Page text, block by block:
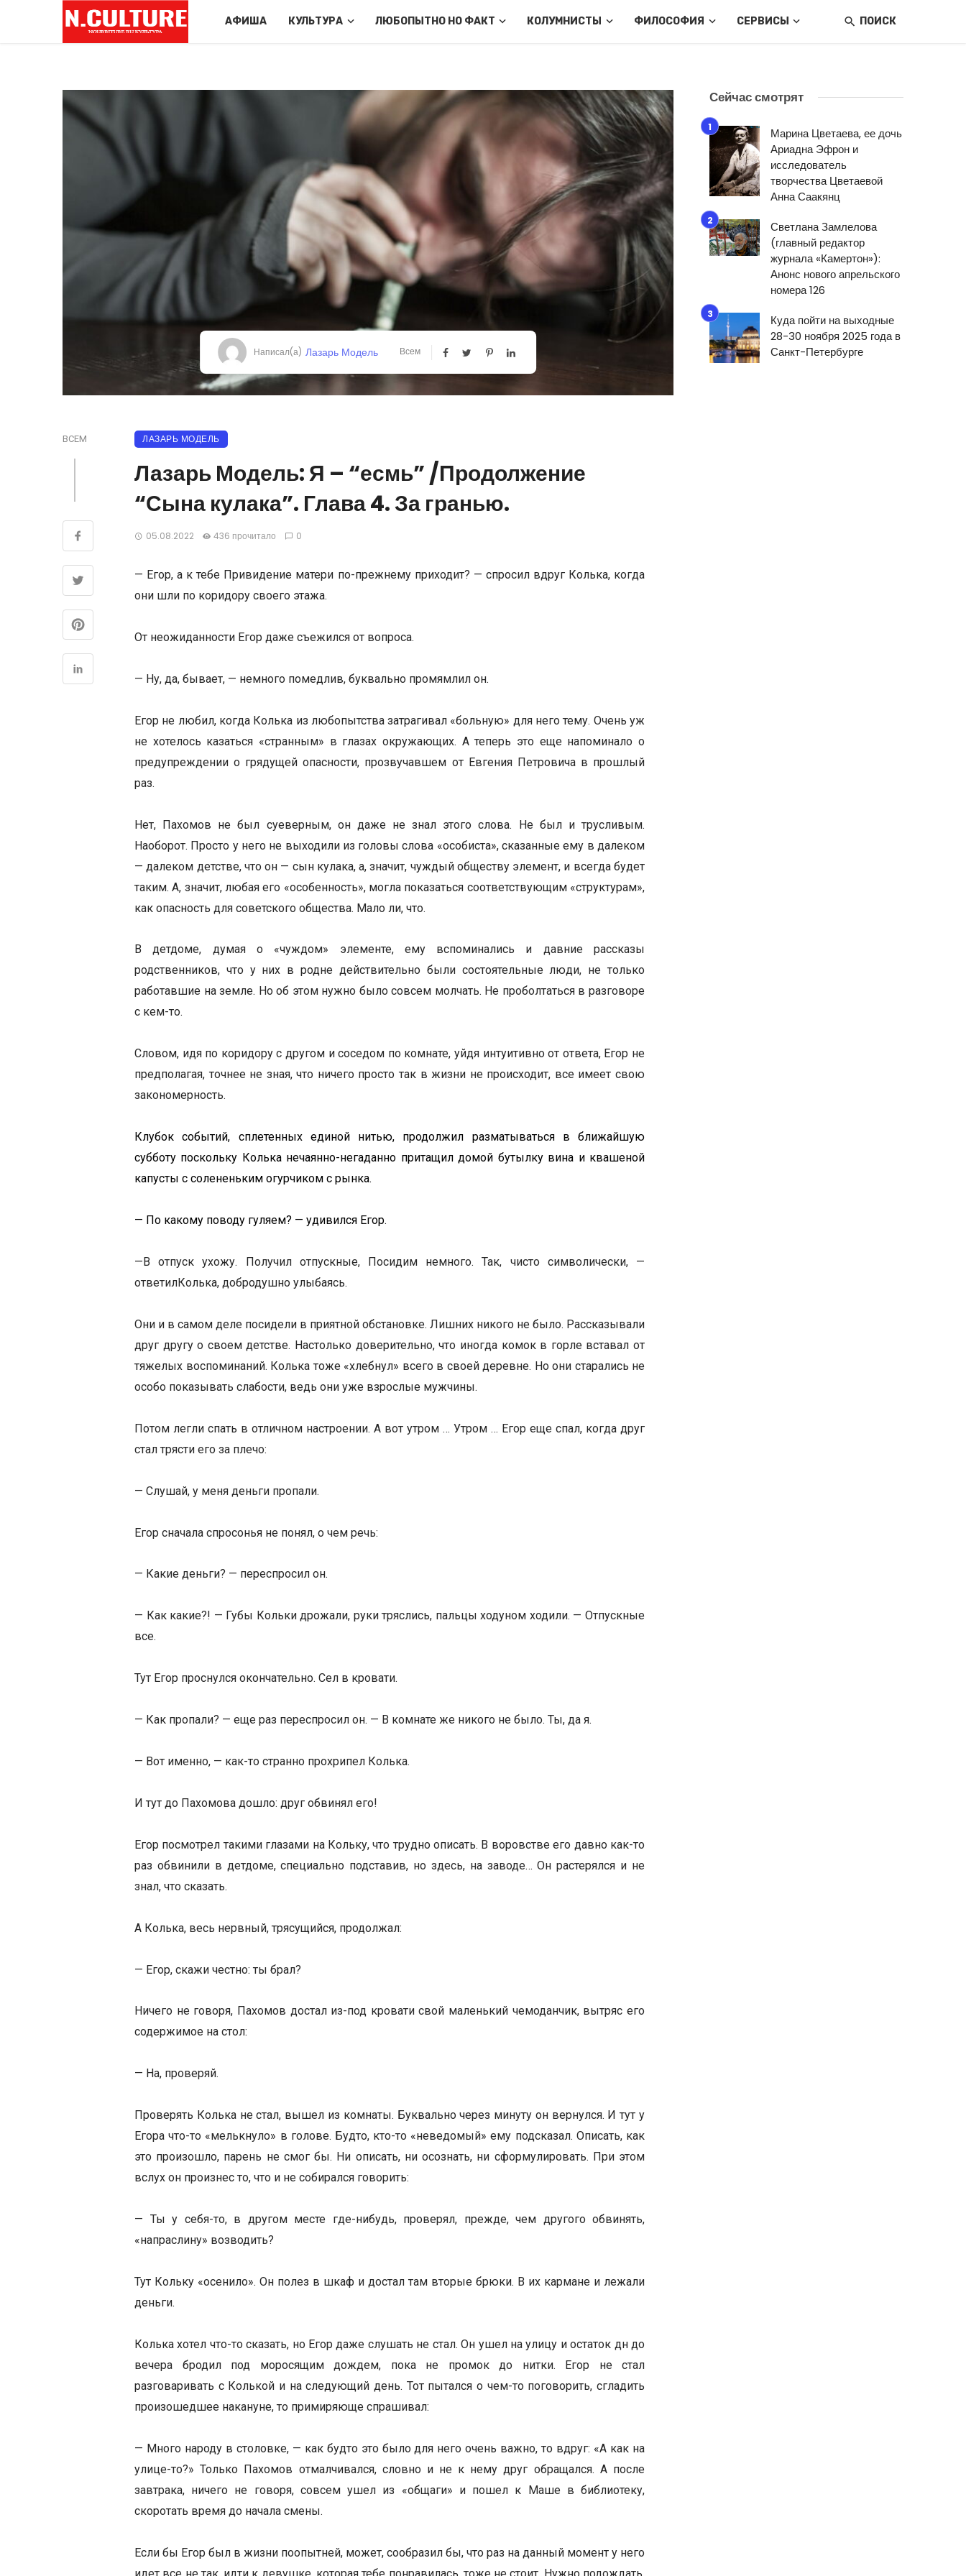
АФИША КУЛЬТУРА ЛЮБОПЫТНО НО ФАКТ КОЛУМНИСТЫ ФИЛОСОФИЯ СЕРВИСЫ ПОИСК
Написал(а) Лазарь Модель Всем
ВСЕМ ЛАЗАРЬ МОДЕЛЬ
Лазарь Модель: Я – “есмь” /Продолжение
“Сына кулака”. Глава 4. За гранью.
05.08.2022 436 прочитало 0
— Егор, а к тебе Привидение матери по-прежнему приходит? — спросил вдруг Колька, когда
они шли по коридору своего этажа.
От неожиданности Егор даже съежился от вопроса.
— Ну, да, бывает, — немного помедлив, буквально промямлил он.
Егор не любил, когда Колька из любопытства затрагивал «больную» для него тему. Очень уж
не хотелось казаться «странным» в глазах окружающих. А теперь это еще напоминало о
предупреждении о грядущей опасности, прозвучавшем от Евгения Петровича в прошлый
раз.
Нет, Пахомов не был суеверным, он даже не знал этого слова. Не был и трусливым.
Наоборот. Просто у него не выходили из головы слова «особиста», сказанные ему в далеком
— далеком детстве, что он — сын кулака, а, значит, чуждый обществу элемент, и всегда будет
таким. А, значит, любая его «особенность», могла показаться соответствующим «структурам»,
как опасность для советского общества. Мало ли, что.
В детдоме, думая о «чуждом» элементе, ему вспоминались и давние рассказы
родственников, что у них в родне действительно были состоятельные люди, не только
работавшие на земле. Но об этом нужно было совсем молчать. Не проболтаться в разговоре
с кем-то.
Словом, идя по коридору с другом и соседом по комнате, уйдя интуитивно от ответа, Егор не
предполагая, точнее не зная, что ничего просто так в жизни не происходит, все имеет свою
закономерность.
Клубок событий, сплетенных единой нитью, продолжил разматываться в ближайшую
субботу поскольку Колька нечаянно-негаданно притащил домой бутылку вина и квашеной
капусты с солененьким огурчиком с рынка.
— По какому поводу гуляем? — удивился Егор.
—В отпуск ухожу. Получил отпускные, Посидим немного. Так, чисто символически, —
ответилКолька, добродушно улыбаясь.
Они и в самом деле посидели в приятной обстановке. Лишних никого не было. Рассказывали
друг другу о своем детстве. Настолько доверительно, что иногда комок в горле вставал от
тяжелых воспоминаний. Колька тоже «хлебнул» всего в своей деревне. Но они старались не
особо показывать слабости, ведь они уже взрослые мужчины.
Потом легли спать в отличном настроении. А вот утром … Утром … Егор еще спал, когда друг
стал трясти его за плечо:
— Слушай, у меня деньги пропали.
Егор сначала спросонья не понял, о чем речь:
— Какие деньги? — переспросил он.
— Как какие?! — Губы Кольки дрожали, руки тряслись, пальцы ходуном ходили. — Отпускные
все.
Тут Егор проснулся окончательно. Сел в кровати.
— Как пропали? — еще раз переспросил он. — В комнате же никого не было. Ты, да я.
— Вот именно, — как-то странно прохрипел Колька.
И тут до Пахомова дошло: друг обвинял его!
Егор посмотрел такими глазами на Кольку, что трудно описать. В воровстве его давно как-то
раз обвинили в детдоме, специально подставив, но здесь, на заводе… Он растерялся и не
знал, что сказать.
А Колька, весь нервный, трясущийся, продолжал:
— Егор, скажи честно: ты брал?
Ничего не говоря, Пахомов достал из-под кровати свой маленький чемоданчик, вытряс его
содержимое на стол:
— На, проверяй.
Проверять Колька не стал, вышел из комнаты. Буквально через минуту он вернулся. И тут у
Егора что-то «мелькнуло» в голове. Будто, кто-то «неведомый» ему подсказал. Описать, как
это произошло, парень не смог бы. Ни описать, ни осознать, ни сформулировать. При этом
вслух он произнес то, что и не собирался говорить:
— Ты у себя-то, в другом месте где-нибудь, проверял, прежде, чем другого обвинять,
«напраслину» возводить?
Тут Кольку «осенило». Он полез в шкаф и достал там вторые брюки. В их кармане и лежали
деньги.
Колька хотел что-то сказать, но Егор даже слушать не стал. Он ушел на улицу и остаток дн до
вечера бродил под моросящим дождем, пока не промок до нитки. Егор не стал
разговаривать с Колькой и на следующий день. Тот пытался о чем-то поговорить, сгладить
произошедшее накануне, то примиряюще спрашивал:
— Много народу в столовке, — как будто это было для него очень важно, то вдруг: «А как на
улице-то?» Только Пахомов отмалчивался, словно и не к нему друг обращался. А после
завтрака, ничего не говоря, совсем ушел из «общаги» и пошел к Маше в библиотеку,
скоротать время до начала смены.
Если бы Егор был в жизни поопытней, может, сообразил бы, что раз на данный момент у него
Сейчас смотрят
Марина Цветаева, ее дочь
Ариадна Эфрон и
исследователь
творчества Цветаевой
Анна Саакянц
Светлана Замлелова
(главный редактор
журнала «Камертон»):
Анонс нового апрельского
номера 126
Куда пойти на выходные
28-30 ноября 2025 года в
Санкт-Петербурге